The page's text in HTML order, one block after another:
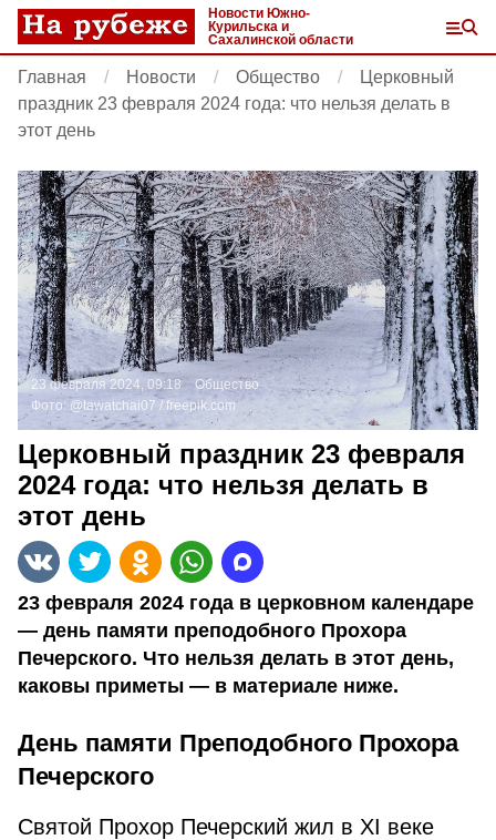
Новости Южно-
Курильска и
Сахалинской области
Главная Новости Общество
Церковный
праздник 23 февраля 2024 года: что нельзя делать в
этот день
23 февраля 2024, 09:18
Общество
Фото: @tawatchai07 /freepik.com
Церковный праздник 23 февраля
2024 года: что нельзя делать в
этот день
23 февраля 2024 года в церковном календаре
— день памяти преподобного Прохора
Печерского. Что нельзя делать в этот день,
каковы приметы — в материале ниже.
День памяти Преподобного Прохора
Печерского
Святой Прохор Печерский жил в XI веке